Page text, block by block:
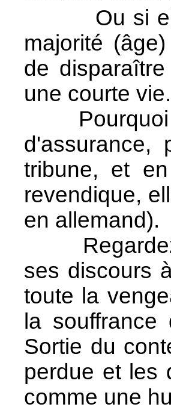
Ou si elle
majorité
de
une courte vie.
Pourquoi ?
d'assurance,
tribune, et
revendique,
en allemand).
Regardez
ses discours
toute la
la
Sortie du
perdue et les
comme une